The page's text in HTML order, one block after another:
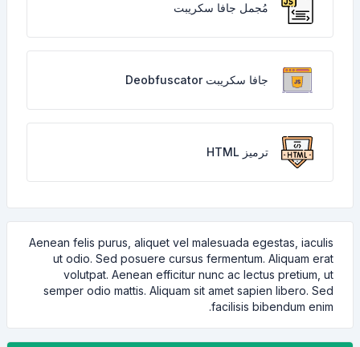
مُجمل جافا سكريبت
جافا سكريبت Deobfuscator
ترميز HTML
Aenean felis purus, aliquet vel malesuada egestas, iaculis
ut odio. Sed posuere cursus fermentum. Aliquam erat
volutpat. Aenean efficitur nunc ac lectus pretium, ut
semper odio mattis. Aliquam sit amet sapien libero. Sed
facilisis bibendum enim.